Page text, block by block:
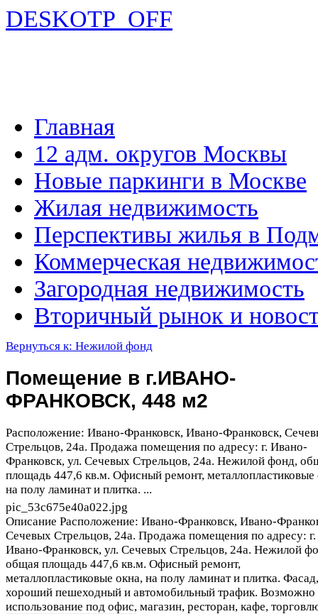
DESKOTP_OFF
Главная
12 адм. округов Москвы
Новые паркинги в Москве
Жилая недвижимость
Перспективы жилья в
Коммерческая
Загородная недвижимость
Вторичный рынок и
Вернуться к: Нежилой фонд
Помещение в г.ИВАНО-
ФРАНКОВСК, 448 м2
Расположение: Ивано-Франковск, Ивано-Франковск,
Стрельцов, 24а. Продажа помещения по адресу: г. Ивано-
Франковск, ул. Сечевых Стрельцов, 24а. Нежилой фонд,
площадь 447,6 кв.м. Офисный ремонт, металлопластиковые
на полу ламинат и плитка. ...
pic_53c675e40a022.jpg
Описание Расположение: Ивано-Франковск, Ивано-
Сечевых Стрельцов, 24а. Продажа помещения по адресу: г.
Ивано-Франковск, ул. Сечевых Стрельцов, 24а. Нежилой
общая площадь 447,6 кв.м. Офисный ремонт,
металлопластиковые окна, на полу ламинат и плитка. Фасад,
хороший пешеходный и автомобильный трафик. Возможно
использование под офис, магазин, ресторан, кафе,